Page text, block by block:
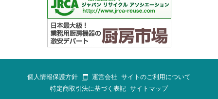
個人情報保護方針 運営会社 サイトのご利用について
特定商取引法に基づく表記 サイトマップ